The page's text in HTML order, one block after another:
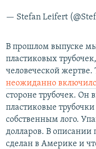
— Stefan Leifert
В прошлом выпуске
пластиковых
человеческой жертве.
неожиданно
стороне трубочек. Он
пластиковые
собственным лого.
долларов. В описании
сделан в Америке и